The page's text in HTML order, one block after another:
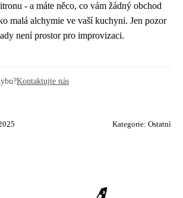
- a máte něco, co vám žádný obchod
malá alchymie ve vaší kuchyni. Jen pozor
není prostor pro improvizaci.
Kontaktujte nás
Kategorie: Ostatní